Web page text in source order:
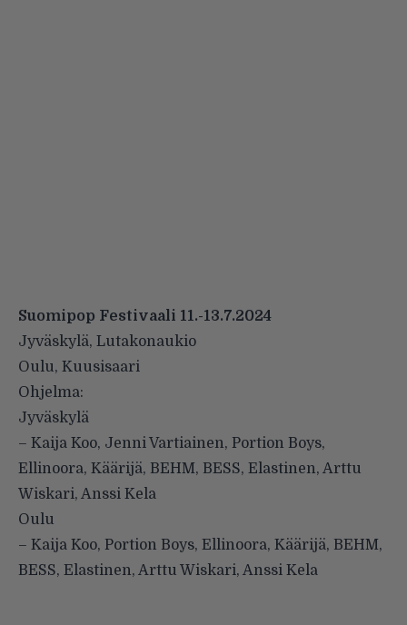
Suomipop Festivaali 11.-13.7.2024
Jyväskylä, Lutakonaukio
Oulu, Kuusisaari
Ohjelma:
Jyväskylä
– Kaija Koo, Jenni Vartiainen, Portion Boys,
Ellinoora, Käärijä, BEHM, BESS, Elastinen, Arttu
Wiskari, Anssi Kela
Oulu
– Kaija Koo, Portion Boys, Ellinoora, Käärijä, BEHM,
BESS, Elastinen, Arttu Wiskari, Anssi Kela